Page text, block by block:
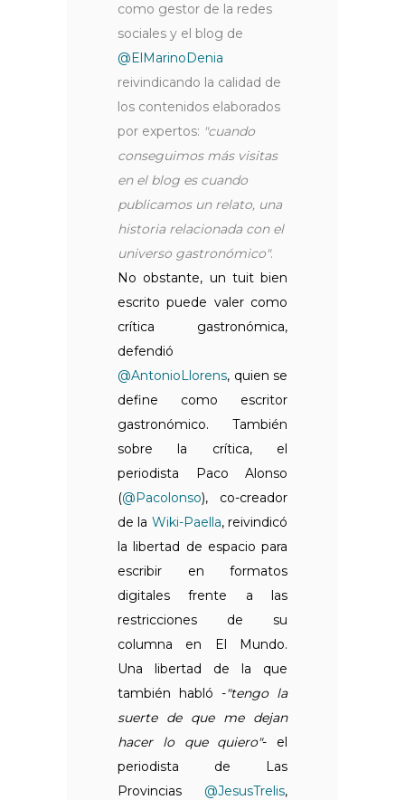
como gestor de la redes
sociales y el blog de
@ElMarinoDenia
reivindicando la calidad de
los contenidos elaborados
por expertos: "cuando
conseguimos más visitas
en el blog es cuando
publicamos un relato, una
historia relacionada con el
universo gastronómico".
No obstante, un tuit bien
escrito puede valer como
crítica gastronómica,
defendió
@AntonioLlorens, quien se
define como escritor
gastronómico. También
sobre la crítica, el
periodista Paco Alonso
(@Pacolonso), co-creador
de la Wiki-Paella, reivindicó
la libertad de espacio para
escribir en formatos
digitales frente a las
restricciones de su
columna en El Mundo.
Una libertad de la que
también habló -"tengo la
suerte de que me dejan
hacer lo que quiero"- el
periodista de Las
Provincias @JesusTrelis,